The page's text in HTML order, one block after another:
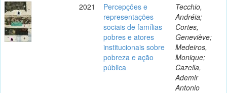
2021
Percepções e
representações
sociais de famílias
pobres e atores
institucionais sobre
pobreza e ação
pública
Tecchio,
Andréia;
Cortes,
Geneviève;
Medeiros,
Monique;
Cazella,
Ademir
Antonio